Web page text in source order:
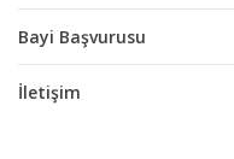
Bayi Başvurusu
İletişim